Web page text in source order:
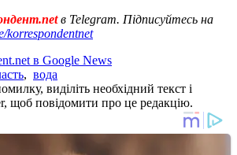
в Telegram. Підписуйтесь на
korrespondentnet
в Google News
, вода
виділіть необхідний текст і
щоб повідомити про це редакцію.